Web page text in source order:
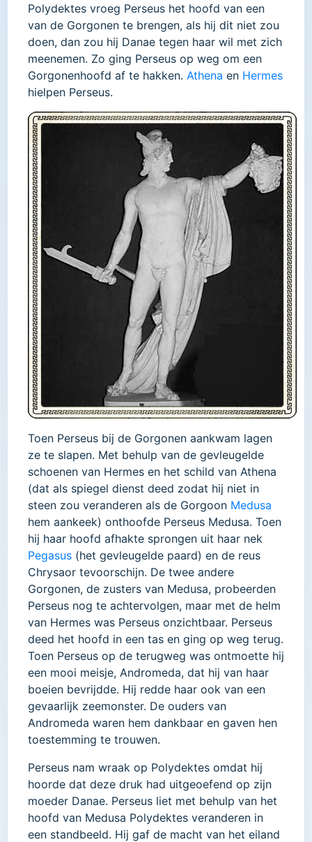
Polydektes vroeg Perseus het hoofd van een
van de Gorgonen te brengen, als hij dit niet zou
doen, dan zou hij Danae tegen haar wil met zich
meenemen. Zo ging Perseus op weg om een
Gorgonenhoofd af te hakken. Athena en Hermes
hielpen Perseus.
Toen Perseus bij de Gorgonen aankwam lagen
ze te slapen. Met behulp van de gevleugelde
schoenen van Hermes en het schild van Athena
(dat als spiegel dienst deed zodat hij niet in
steen zou veranderen als de Gorgoon Medusa
hem aankeek) onthoofde Perseus Medusa. Toen
hij haar hoofd afhakte sprongen uit haar nek
Pegasus (het gevleugelde paard) en de reus
Chrysaor tevoorschijn. De twee andere
Gorgonen, de zusters van Medusa, probeerden
Perseus nog te achtervolgen, maar met de helm
van Hermes was Perseus onzichtbaar. Perseus
deed het hoofd in een tas en ging op weg terug.
Toen Perseus op de terugweg was ontmoette hij
een mooi meisje, Andromeda, dat hij van haar
boeien bevrijdde. Hij redde haar ook van een
gevaarlijk zeemonster. De ouders van
Andromeda waren hem dankbaar en gaven hen
toestemming te trouwen.
Perseus nam wraak op Polydektes omdat hij
hoorde dat deze druk had uitgeoefend op zijn
moeder Danae. Perseus liet met behulp van het
hoofd van Medusa Polydektes veranderen in
een standbeeld. Hij gaf de macht van het eiland